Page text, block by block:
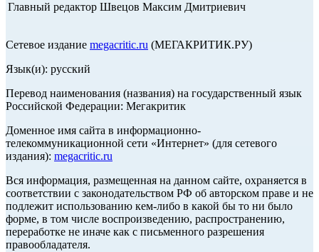
Главный редактор Швецов Максим Дмитриевич
Сетевое издание megacritic.ru (МЕГАКРИТИК.РУ)
Язык(и): русский
Перевод наименования (названия) на государственный язык
Российской Федерации: Мегакритик
Доменное имя сайта в информационно-
телекоммуникационной сети «Интернет» (для сетевого
издания): megacritic.ru
Вся информация, размещенная на данном сайте, охраняется в
соответствии с законодательством РФ об авторском праве и не
подлежит использованию кем-либо в какой бы то ни было
форме, в том числе воспроизведению, распространению,
переработке не иначе как с письменного разрешения
правообладателя.